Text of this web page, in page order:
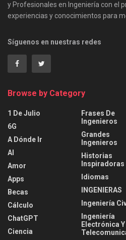
y Profesionales en Ingeniería con el
experiencias y conocimientos para
Síguenos en nuestras redes
Browse by Category
1 De Julio
6G
A Dónde Ir
AI
Amor
Apps
Becas
Cálculo
ChatGPT
Ciencia
Frases De
Ingenieros
Grandes
Ingenieros
Historias
Inspiradoras
Idiomas
INGENIERAS
Ingeniería
Ingeniería
Electrónica Y